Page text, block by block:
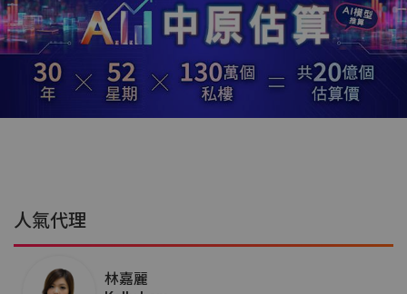
人氣代理
林嘉麗